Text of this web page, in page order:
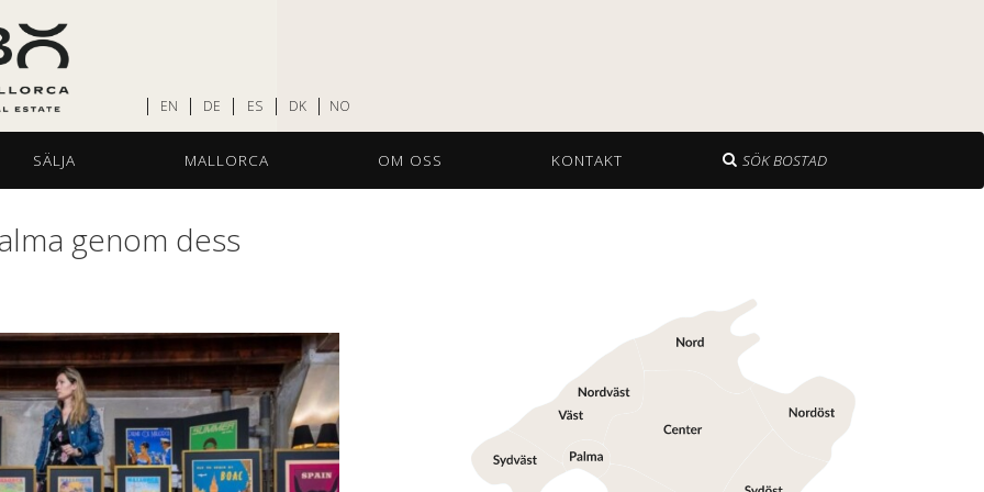
EN DE ES DK NO
SÄLJA MALLORCA OM OSS KONTAKT SÖK BOSTAD
genom dess